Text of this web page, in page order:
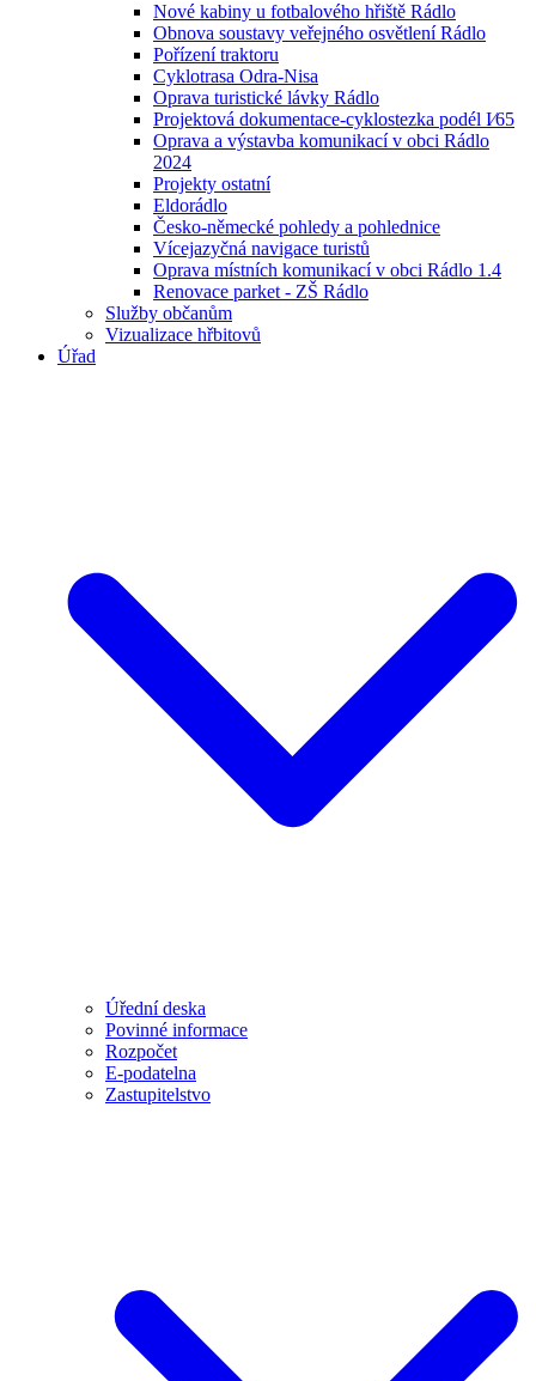
Nové kabiny u fotbalového hřiště Rádlo
Obnova soustavy veřejného osvětlení Rádlo
Pořízení traktoru
Cyklotrasa Odra-Nisa
Oprava turistické lávky Rádlo
Projektová dokumentace-cyklostezka podél I⁄65
Oprava a výstavba komunikací v obci Rádlo
2024
Projekty ostatní
Eldorádlo
Česko-německé pohledy a pohlednice
Vícejazyčná navigace turistů
Oprava místních komunikací v obci Rádlo 1.4
Renovace parket - ZŠ Rádlo
Služby občanům
Vizualizace hřbitovů
Úřad
Úřední deska
Povinné informace
Rozpočet
E-podatelna
Zastupitelstvo